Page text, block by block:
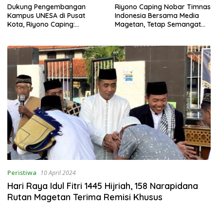
Dukung Pengembangan
Kampus UNESA di Pusat
Kota, Riyono Caping:
Riyono Caping Nobar Timnas
Indonesia Bersama Media
Magetan, Tetap Semangat
Peristiwa 10 April 2024
Hari Raya Idul Fitri 1445 Hijriah, 158 Narapidana
Rutan Magetan Terima Remisi Khusus